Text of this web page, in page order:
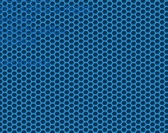
jurídico al músico
diseño gráfico
musical
de eventos